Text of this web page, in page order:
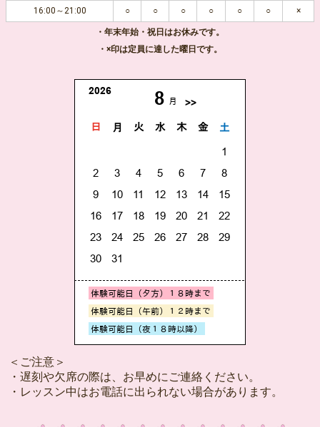
16:00～21:00 ○ ○ ○ ○ ○ ○ ×
・年末年始・祝日はお休みです。
・×印は定員に達した曜日です。
＜ご注意＞
・遅刻や欠席の際は、お早めにご連絡ください。
・レッスン中はお電話に出られない場合があります。